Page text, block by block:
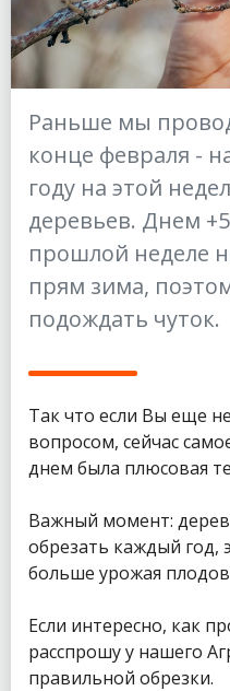
Раньше мы
конце февраля -
году на этой
деревьев. Днем
прошлой неделе
прям зима,
подождать чуток.
Так что если Вы еще
вопросом, сейчас
днем была плюсовая
Важный момент:
обрезать каждый год,
больше урожая
Если интересно, как
расспрошу у нашего
правильной обрезки.